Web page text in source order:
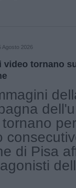
Agosto 2026
video tornano
tornano
di Pisa